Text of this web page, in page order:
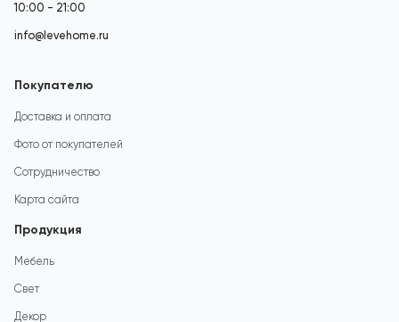
10:00 - 21:00
info@levehome.ru
Покупателю
Доставка и оплата
Фото от покупателей
Сотрудничество
Карта сайта
Продукция
Мебель
Свет
Декор